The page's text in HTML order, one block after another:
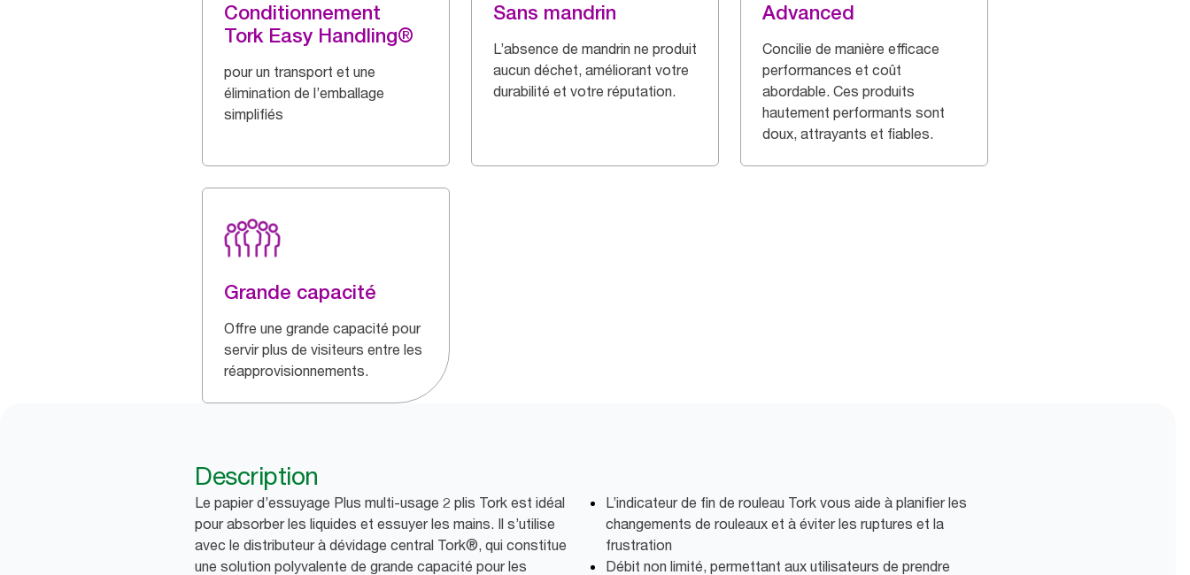
Conditionnement
Tork Easy Handling®
pour un transport et une
élimination de l’emballage
simplifiés
Sans mandrin
L’absence de mandrin ne produit
aucun déchet, améliorant votre
durabilité et votre réputation.
Advanced
Concilie de manière efficace
performances et coût
abordable. Ces produits
hautement performants sont
doux, attrayants et fiables.
Grande capacité
Offre une grande capacité pour
servir plus de visiteurs entre les
réapprovisionnements.
Description
Le papier d’essuyage Plus multi-usage 2 plis Tork est idéal
pour absorber les liquides et essuyer les mains. Il s’utilise
avec le distributeur à dévidage central Tork®, qui constitue
une solution polyvalente de grande capacité pour les
L’indicateur de fin de rouleau Tork vous aide à planifier les
changements de rouleaux et à éviter les ruptures et la
frustration
Débit non limité, permettant aux utilisateurs de prendre